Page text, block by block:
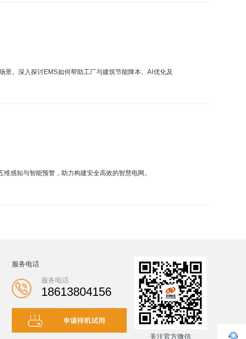
。深入探讨EMS如何帮助工厂与建筑节能降本、AI优化及
感知与智能预警，助力构建安全高效的智慧电网。
服务电话
服务电话
18613804156
关注官方微信